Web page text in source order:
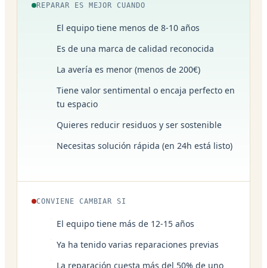
REPARAR ES MEJOR CUANDO
El equipo tiene menos de 8-10 años
Es de una marca de calidad reconocida
La avería es menor (menos de 200€)
Tiene valor sentimental o encaja perfecto en
tu espacio
Quieres reducir residuos y ser sostenible
Necesitas solución rápida (en 24h está listo)
CONVIENE CAMBIAR SI
El equipo tiene más de 12-15 años
Ya ha tenido varias reparaciones previas
La reparación cuesta más del 50% de uno